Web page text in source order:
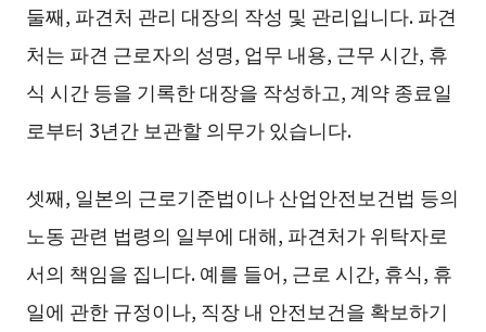
둘째, 파견처 관리 대장의 작성 및 관리입니다. 파견
처는 파견 근로자의 성명, 업무 내용, 근무 시간, 휴
식 시간 등을 기록한 대장을 작성하고, 계약 종료일
로부터 3년간 보관할 의무가 있습니다.
셋째, 일본의 근로기준법이나 산업안전보건법 등의
노동 관련 법령의 일부에 대해, 파견처가 위탁자로
서의 책임을 집니다. 예를 들어, 근로 시간, 휴식, 휴
일에 관한 규정이나, 직장 내 안전보건을 확보하기